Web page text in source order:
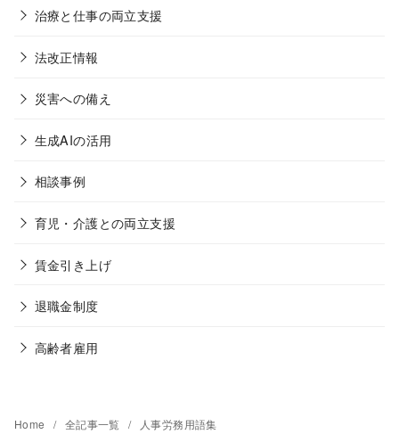
治療と仕事の両立支援
法改正情報
災害への備え
生成AIの活用
相談事例
育児・介護との両立支援
賃金引き上げ
退職金制度
高齢者雇用
Home 全記事一覧 人事労務用語集